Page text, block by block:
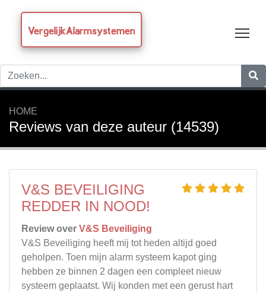
VergelijkAlarmsystemen
HOME
Reviews van deze auteur (14539)
V&S BEVEILIGING
REDDER IN NOOD!
Review over V&S Beveiliging
V&S Beveiliging heeft mij tot heden altijd goed
geholpen. Toen mijn alarm systeem kapot ging
hebben ze binnen 2 dagen een compleet nieuw
systeem geplaatst. Wij konden met een gerust hart